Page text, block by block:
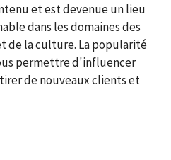
et est devenue un lieu
dans les domaines des
de la culture. La popularité
permettre d'influencer
de nouveaux clients et